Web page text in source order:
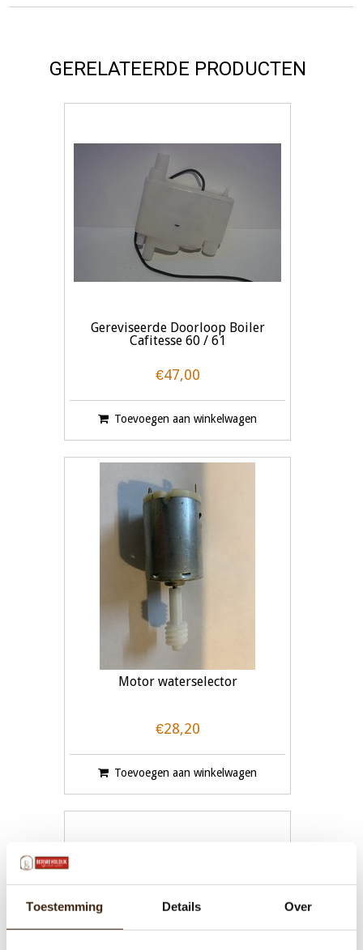
Toestemming Details Over
GERELATEERDE PRODUCTEN
Gereviseerde Doorloop Boiler
Cafitesse 60 / 61
€47,00
Toevoegen aan winkelwagen
Motor waterselector
€28,20
Toevoegen aan winkelwagen